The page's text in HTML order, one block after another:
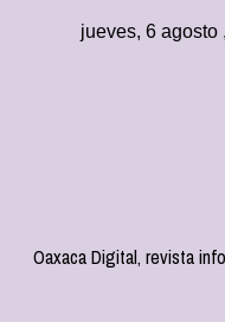
jueves, 6 agosto
Oaxaca Digital, revista